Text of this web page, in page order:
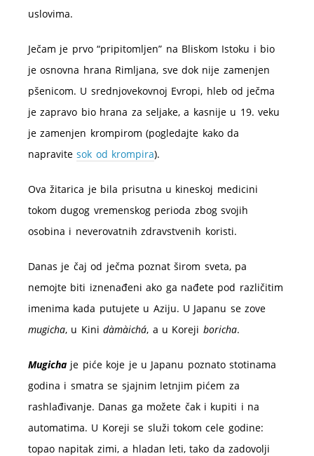
uslovima.
Ječam je prvo “pripitomljen” na Bliskom Istoku i bio
je osnovna hrana Rimljana, sve dok nije zamenjen
pšenicom. U srednjovekovnoj Evropi, hleb od ječma
je zapravo bio hrana za seljake, a kasnije u 19. veku
je zamenjen krompirom (pogledajte kako da
napravitesok od krompira).
Ova žitarica je bila prisutna u kineskoj medicini
tokom dugog vremenskog perioda zbog svojih
osobina i neverovatnih zdravstvenih koristi.
Danas je čaj od ječma poznat širom sveta, pa
nemojte biti iznenađeni ako ga nađete pod različitim
imenima kada putujete u Aziju. U Japanu se zove
mugicha, u Kinidàmàichá, a u Koreji boricha.
Mugicha je piće koje je u Japanu poznato stotinama
godina i smatra se sjajnim letnjim pićem za
rashlađivanje. Danas ga možete čak i kupiti i na
automatima. U Koreji se služi tokom cele godine:
topao napitak zimi, a hladan leti, tako da zadovolji